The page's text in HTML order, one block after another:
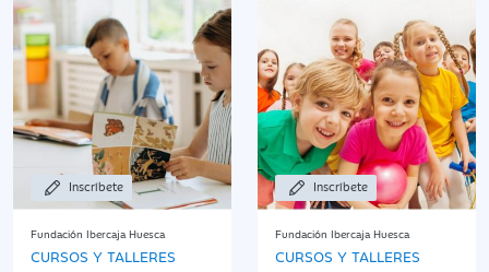
Inscríbete
Fundación Ibercaja Huesca
CURSOS Y TALLERES
Inscríbete
Fundación Ibercaja Huesca
CURSOS Y TALLERES